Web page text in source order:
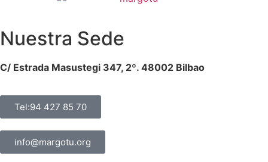
Nuestra Sede
C/ Estrada Masustegi 347, 2º. 48002 Bilbao
Tel:94 427 85 70
info@margotu.org